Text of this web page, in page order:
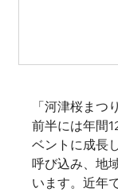
「河津桜ま
前半には年間
ベントに成長
呼び込み、地
います。近年